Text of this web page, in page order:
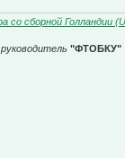
со сборной Голландии
"ФТОБКУ"